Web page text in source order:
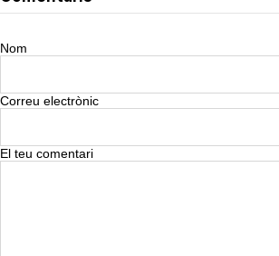
Nom
Correu electrònic
El teu comentari